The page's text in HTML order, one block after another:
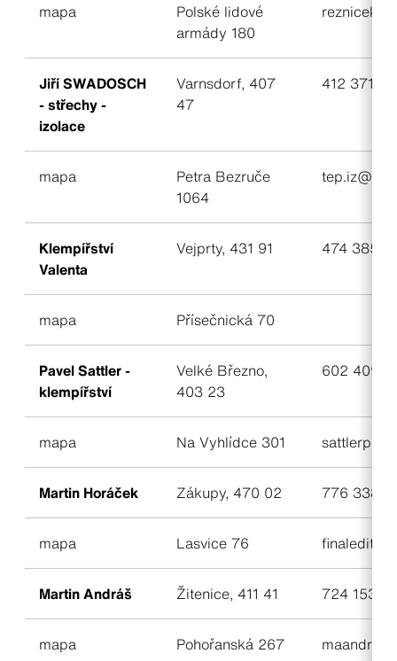
mapa
Polské lidové
armády 180
Jiří SWADOSCH
- střechy -
izolace
Varnsdorf, 407
47
412 371
mapa
Petra Bezruče
1064
Klempířství
Valenta
Vejprty, 431 91 474 385
mapa Přísečnická 70
Pavel Sattler -
klempířství
Velké Březno,
403 23
602 409
mapa Na Vyhlídce 301
Martin Horáček Zákupy, 470 02 776 338
mapa Lasvice 76
Martin Andráš Žitenice, 411 41 724 153
mapa Pohořanská 267